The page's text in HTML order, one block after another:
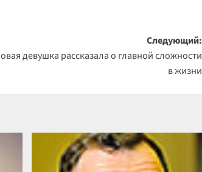
Следующий:
девушка рассказала о главной сложности
в жизни